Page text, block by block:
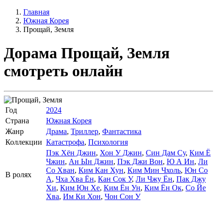
Главная
Южная Корея
Прощай, Земля
Дорама Прощай, Земля
смотреть онлайн
Год
2024
Страна
Южная Корея
Жанр
Драма, Триллер, Фантастика
Коллекции Катастрофа, Психология
В ролях
Пэк Хён Джин, Хон У Джин, Син Дам Су, Ким Ё
Чжин, Ан Ын Джин, Пэк Джи Вон, Ю А Ин, Ли
Со Хван, Ким Кан Хун, Ким Мин Чхоль, Юн Со
А, Чха Хва Ён, Кан Сок У, Ли Чжу Ён, Пак Джу
Хи, Ким Юн Хе, Ким Ён Ун, Ким Ён Ок, Со Йе
Хва, Им Ки Хон, Чон Сон У